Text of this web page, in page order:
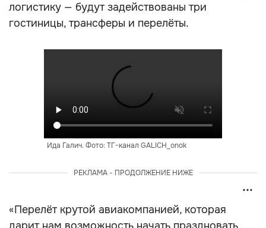
логистику — будут задействованы три
гостиницы, трансферы и перелёты.
Ида Галич. Фото: ТГ-канал GALICH_onok
РЕКЛАМА - ПРОДОЛЖЕНИЕ НИЖЕ
«Перелёт крутой авиакомпанией, которая